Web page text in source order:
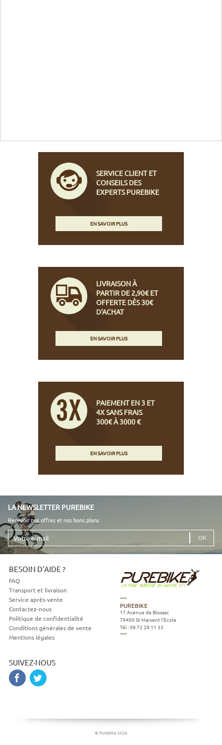
SERVICE CLIENT ET
CONSEILS DES
EXPERTS PUREBIKE
EN SAVOIR PLUS
LIVRAISON À
PARTIR DE 2,90€ ET
OFFERTE DÈS 30€
D'ACHAT
EN SAVOIR PLUS
PAIEMENT EN 3 ET
4X SANS FRAIS
300€ À 3000 €
EN SAVOIR PLUS
LA NEWSLETTER PUREBIKE
Recevoir nos offres et nos bons plans
Votre
e-
mail
BESOIN D'AIDE ?
FAQ
Transport et livraison
Service après-vente
Contactez-nous
Politique de confidentialité
Conditions générales de vente
Mentions légales
SUIVEZ-NOUS
PUREBIKE
17 Avenue de Blossac
79400 St Maixent l'Ecole
Tél :09 72 29 11 33
© Purebike 2026